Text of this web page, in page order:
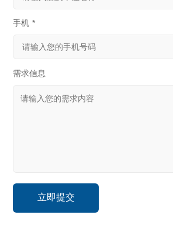
手机 *
需求信息